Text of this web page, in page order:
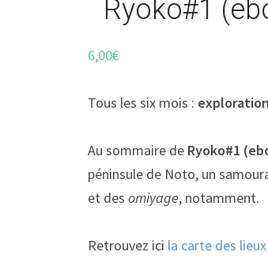
Ryoko#1
6,00€
Tous les six mois :
Au sommaire de Ryoko#1
péninsule de Noto, un
et des omiyage, notamment.
Retrouvez ici la carte des